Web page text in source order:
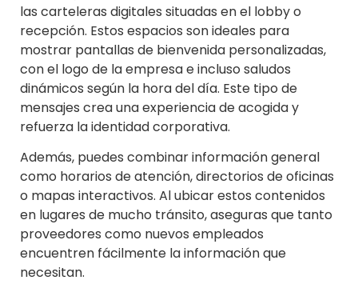
las carteleras digitales situadas en el lobby o
recepción. Estos espacios son ideales para
mostrar pantallas de bienvenida personalizadas,
con el logo de la empresa e incluso saludos
dinámicos según la hora del día. Este tipo de
mensajes crea una experiencia de acogida y
refuerza la identidad corporativa.
Además, puedes combinar información general
como horarios de atención, directorios de oficinas
o mapas interactivos. Al ubicar estos contenidos
en lugares de mucho tránsito, aseguras que tanto
proveedores como nuevos empleados
encuentren fácilmente la información que
necesitan.